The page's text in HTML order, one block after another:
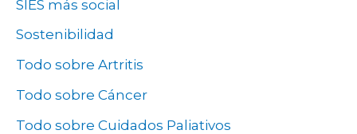
SIES más social
Sostenibilidad
Todo sobre Artritis
Todo sobre Cáncer
Todo sobre Cuidados Paliativos